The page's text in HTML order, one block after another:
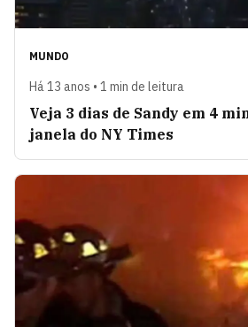
MUNDO
Há 13 anos • 1 min de leitura
Veja 3 dias de Sandy em 4
janela do NY Times